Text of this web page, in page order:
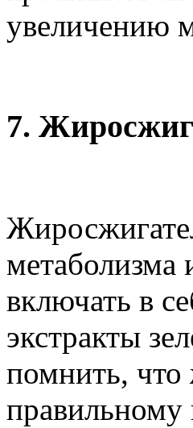
увеличению
7.
включать в
экстракты
помнить, что
правильному